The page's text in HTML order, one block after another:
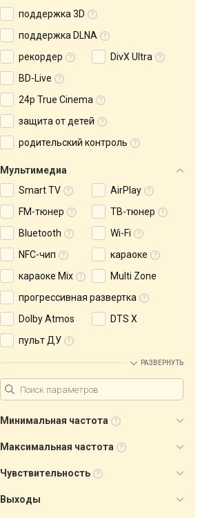
поддержка 3D
поддержка DLNA
рекордер
DivX Ultra
BD-Live
24p True Cinema
защита от детей
родительский контроль
Мультимедиа
Smart TV
AirPlay
FM-тюнер
ТВ-тюнер
Bluetooth
Wi-Fi
NFC-чип
караоке
караоке Mix
Multi Zone
прогрессивная развертка
Dolby Atmos
DTS X
пульт ДУ
РАЗВЕРНУТЬ
Минимальная частота
Максимальная частота
Чувствительность
Выходы